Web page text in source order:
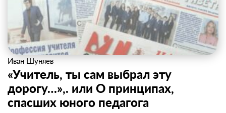
Иван Шуняев
«Учитель, ты сам выбрал эту
дорогу…»,. или О принципах,
спасших юного педагога